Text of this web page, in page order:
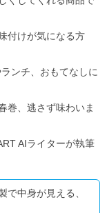
付けが気になる方
ンチ、おもてなしに
巻、逃さず味わいま
AIライターが執筆
で中身が見える、